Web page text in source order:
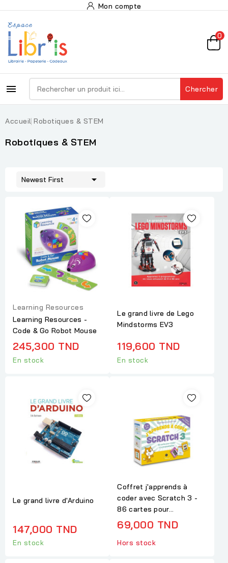
Mon compte
0
 Chercher
Accueil Robotiques & STEM
Robotiques & STEM
Newest First 
Learning Resources
Learning Resources -
Code & Go Robot Mouse
245,300 TND
En stock
Le grand livre de Lego
Mindstorms EV3
119,600 TND
En stock
Le grand livre d'Arduino
147,000 TND
En stock
Coffret j'apprends à
coder avec Scratch 3 -
86 cartes pour...
69,000 TND
Hors stock